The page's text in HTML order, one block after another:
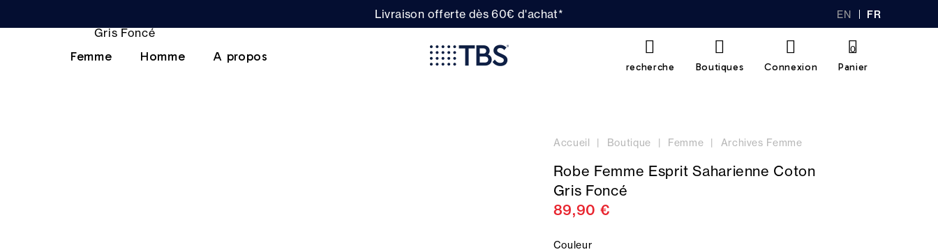
Livraison offerte dès 60€ d'achat* EN FR
Femme Homme A propos
recherche Boutiques Connexion Panier
0
Accueil Boutique Femme Archives Femme
Robe Femme Esprit Saharienne Coton
Gris Foncé
89,90 €
Couleur